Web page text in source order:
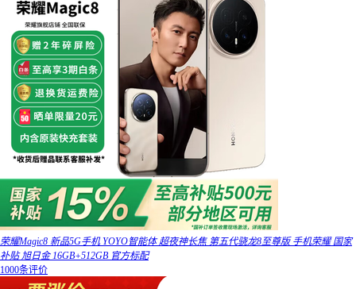
荣耀Magic8 新品5G手机 YOYO智能体 超夜神长焦 第五代骁龙8至尊版 手机荣耀 国家
补贴 旭日金 16GB+512GB 官方标配
1000条评价